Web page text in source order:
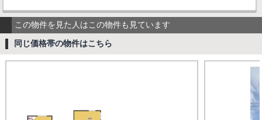
この物件を見た人はこの物件も見ています
同じ価格帯の物件はこちら